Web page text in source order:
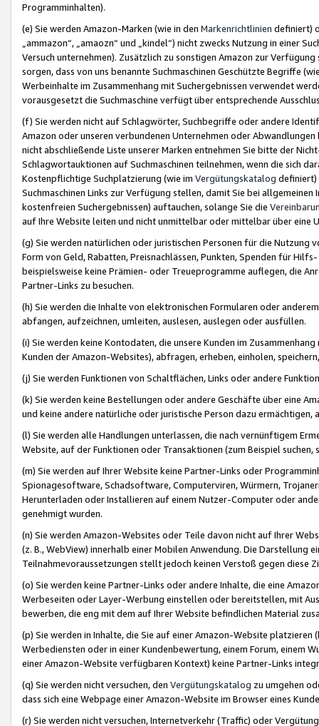
Programminhalten).
(e) Sie werden Amazon-Marken (wie in den Markenrichtlinien definiert)
„ammazon“, „amaozn“ und „kindel“) nicht zwecks Nutzung in einer
Versuch unternehmen). Zusätzlich zu sonstigen Amazon zur
sorgen, dass von uns benannte Suchmaschinen Geschützte Begriffe
Werbeinhalte im Zusammenhang mit Suchergebnissen verwendet
vorausgesetzt die Suchmaschine verfügt über entsprechende
(f) Sie werden nicht auf Schlagwörter, Suchbegriffe oder andere
Amazon oder unseren verbundenen Unternehmen oder
nicht abschließende Liste unserer Marken entnehmen Sie bitte der
Schlagwortauktionen auf Suchmaschinen teilnehmen, wenn die sich
Kostenpflichtige Suchplatzierung (wie im Vergütungskatalog definiert)
Suchmaschinen Links zur Verfügung stellen, damit Sie bei
kostenfreien Suchergebnissen) auftauchen, solange Sie die
auf Ihre Website leiten und nicht unmittelbar oder mittelbar über eine
(g) Sie werden natürlichen oder juristischen Personen für die Nutzung
Form von Geld, Rabatten, Preisnachlässen, Punkten, Spenden für
beispielsweise keine Prämien- oder Treueprogramme auflegen, die
Partner-Links zu besuchen.
(h) Sie werden die Inhalte von elektronischen Formularen oder
abfangen, aufzeichnen, umleiten, auslesen, auslegen oder ausfüllen.
(i) Sie werden keine Kontodaten, die unsere Kunden im
Kunden der Amazon-Websites), abfragen, erheben, einholen,
(j) Sie werden Funktionen von Schaltflächen, Links oder andere
(k) Sie werden keine Bestellungen oder andere Geschäfte über eine
und keine andere natürliche oder juristische Person dazu
(l) Sie werden alle Handlungen unterlassen, die nach vernünftigem
Website, auf der Funktionen oder Transaktionen (zum Beispiel
(m) Sie werden auf Ihrer Website keine Partner-Links oder
Spionagesoftware, Schadsoftware, Computerviren, Würmern,
Herunterladen oder Installieren auf einem Nutzer-Computer oder
genehmigt wurden.
(n) Sie werden Amazon-Websites oder Teile davon nicht auf Ihrer
(z. B., WebView) innerhalb einer Mobilen Anwendung. Die Darstellung
Teilnahmevoraussetzungen stellt jedoch keinen Verstoß gegen diese
(o) Sie werden keine Partner-Links oder andere Inhalte, die eine
Werbeseiten oder Layer-Werbung einstellen oder bereitstellen, mit
bewerben, die eng mit dem auf Ihrer Website befindlichen Material
(p) Sie werden in Inhalte, die Sie auf einer Amazon-Website
Werbediensten oder in einer Kundenbewertung, einem Forum, einem
einer Amazon-Website verfügbaren Kontext) keine Partner-Links
(q) Sie werden nicht versuchen, den Vergütungskatalog zu umgehen
dass sich eine Webpage einer Amazon-Website im Browser eines
(r) Sie werden nicht versuchen, Internetverkehr (Traffic) oder